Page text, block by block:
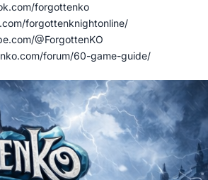
forgottenko
forgottenknightonline/
@ForgottenKO
forum/60-game-guide/